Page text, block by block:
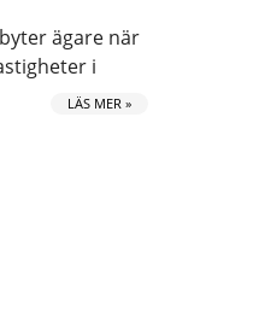
ägare när
i
LÄS MER »